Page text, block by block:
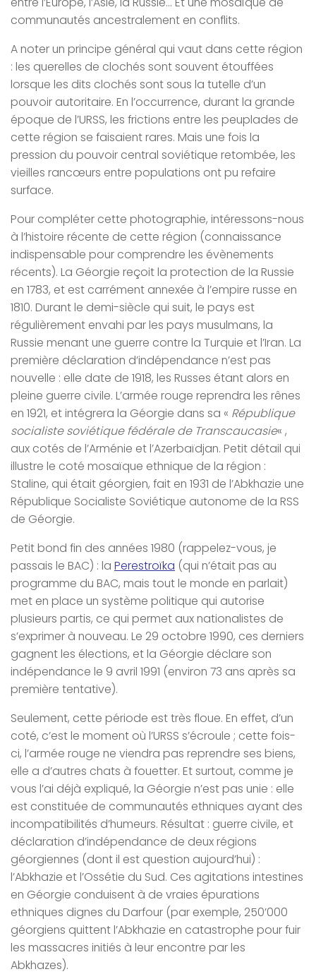
communautés ancestralement en conflits.
A noter un principe général qui vaut dans cette région
: les querelles de clochés sont souvent étouffées
lorsque les dits clochés sont sous la tutelle d’un
pouvoir autoritaire. En l’occurrence, durant la grande
époque de l’URSS, les frictions entre les peuplades de
cette région se faisaient rares. Mais une fois la
pression du pouvoir central soviétique retombée, les
vieilles rancœurs entre populations ont pu refaire
surface.
Pour compléter cette photographie, intéressons-nous
à l’histoire récente de cette région (connaissance
indispensable pour comprendre les évènements
récents). La Géorgie reçoit la protection de la Russie
en 1783, et est carrément annexée à l’empire russe en
1810. Durant le demi-siècle qui suit, le pays est
régulièrement envahi par les pays musulmans, la
Russie menant une guerre contre la Turquie et l’Iran. La
première déclaration d’indépendance n’est pas
nouvelle : elle date de 1918, les Russes étant alors en
pleine guerre civile. L’armée rouge reprendra les rênes
en 1921, et intégrera la Géorgie dans sa « République
socialiste soviétique fédérale de Transcaucasie« ,
aux cotés de l’Arménie et l’Azerbaïdjan. Petit détail qui
illustre le coté mosaïque ethnique de la région :
Staline, qui était géorgien, fait en 1931 de l’Abkhazie une
République Socialiste Soviétique autonome de la RSS
de Géorgie.
Petit bond fin des années 1980 (rappelez-vous, je
passais le BAC) : la Perestroïka (qui n’était pas au
programme du BAC, mais tout le monde en parlait)
met en place un système politique qui autorise
plusieurs partis, ce qui permet aux nationalistes de
s’exprimer à nouveau. Le 29 octobre 1990, ces derniers
gagnent les élections, et la Géorgie déclare son
indépendance le 9 avril 1991 (environ 73 ans après sa
première tentative).
Seulement, cette période est très floue. En effet, d’un
coté, c’est le moment où l’URSS s’écroule ; cette fois-
ci, l’armée rouge ne viendra pas reprendre ses biens,
elle a d’autres chats à fouetter. Et surtout, comme je
vous l’ai déjà expliqué, la Géorgie n’est pas unie : elle
est constituée de communautés ethniques ayant des
incompatibilités d’humeurs. Résultat : guerre civile, et
déclaration d’indépendance de deux régions
géorgiennes (dont il est question aujourd’hui) :
l’Abkhazie et l’Ossétie du Sud. Ces agitations intestines
en Géorgie conduisent à de vraies épurations
ethniques dignes du Darfour (par exemple, 250’000
géorgiens quittent l’Abkhazie en catastrophe pour fuir
les massacres initiés à leur encontre par les
Abkhazes).